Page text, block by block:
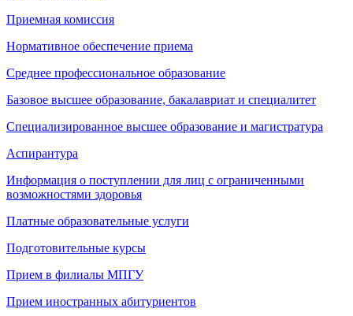
Приемная комиссия
Нормативное обеспечение приема
Среднее профессиональное образование
Базовое высшее образование, бакалавриат и специалитет
Специализированное высшее образование и магистратура
Аспирантура
Информация о поступлении для лиц с ограниченными
возможностями здоровья
Платные образовательные услуги
Подготовительные курсы
Прием в филиалы МПГУ
Прием иностранных абитуриентов